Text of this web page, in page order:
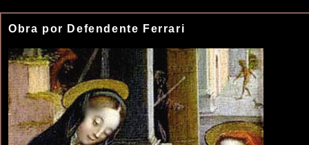
Obra por Defendente Ferrari